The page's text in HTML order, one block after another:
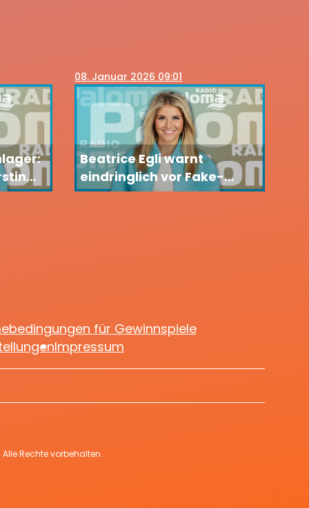
die
08. Januar 2026 09:01
Beatrice Egli warnt
eindringlich vor Fake-
Accounts
für Gewinnspiele
Impressum
Rechte vorbehalten.